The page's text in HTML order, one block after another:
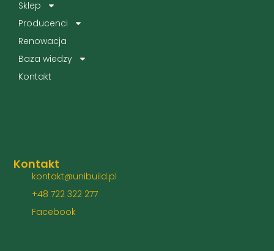
Sklep
Producenci
Renowacja
Baza wiedzy
Kontakt
Kontakt
kontakt@unibuild.pl
+48 722 322 277
Facebook